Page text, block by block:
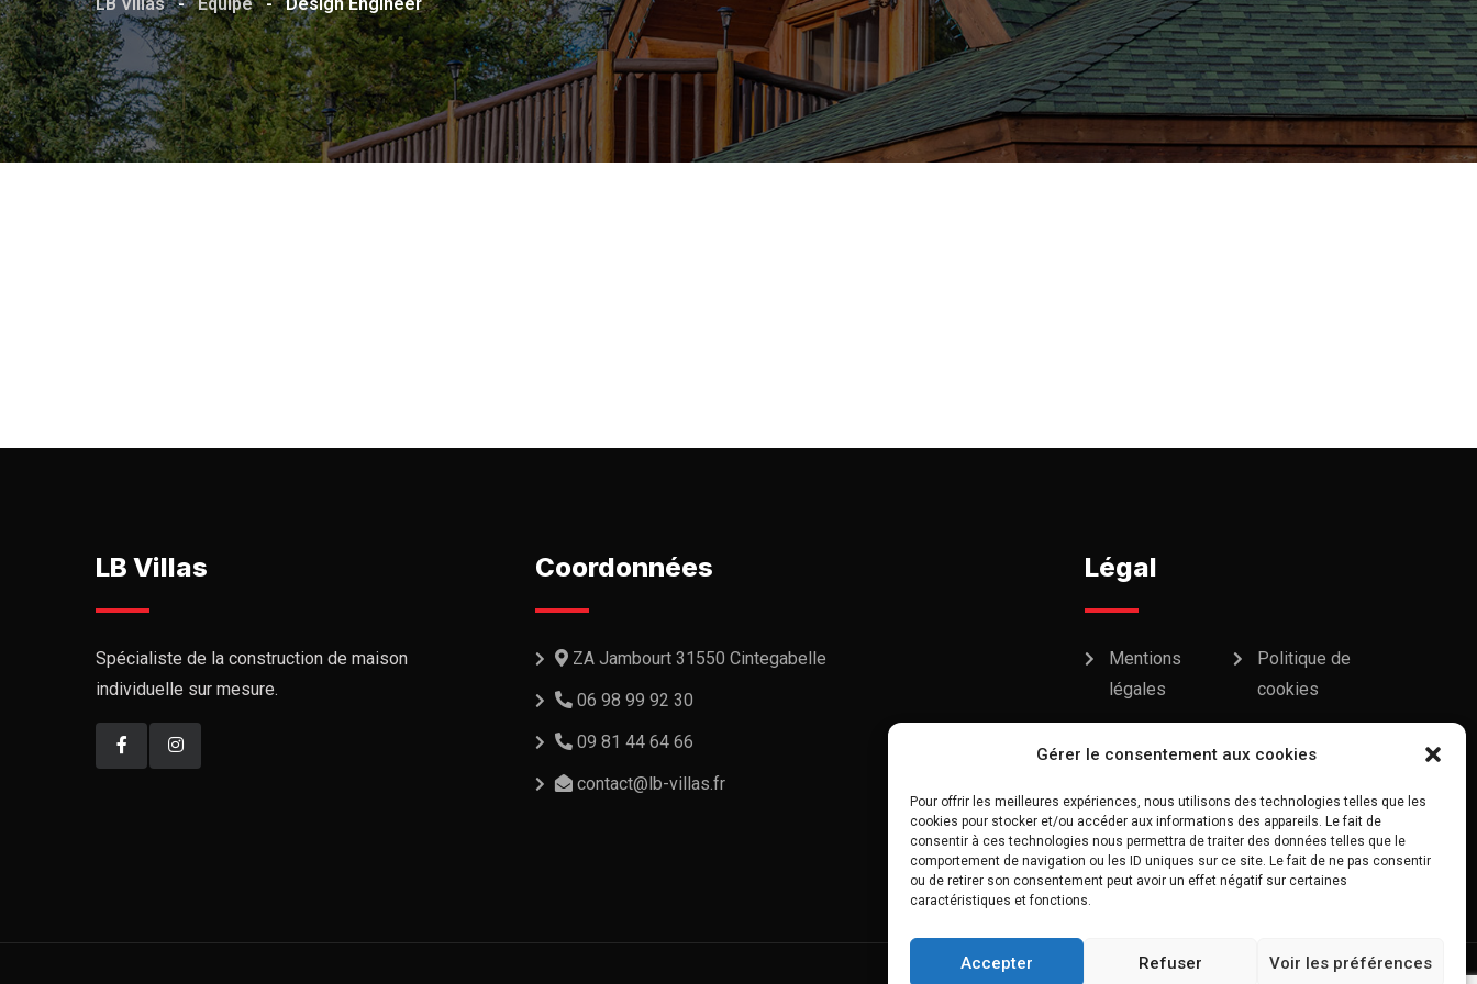
Gérer le consentement aux cookies
Pour offrir les meilleures expériences, nous utilisons des technologies telles que les
cookies pour stocker et/ou accéder aux informations des appareils. Le fait de
consentir à ces technologies nous permettra de traiter des données telles que le
comportement de navigation ou les ID uniques sur ce site. Le fait de ne pas consentir
ou de retirer son consentement peut avoir un effet négatif sur certaines
caractéristiques et fonctions.
Accepter Refuser Voir les préférences
LB Villas
Spécialiste de la construction de maison
individuelle sur mesure.
Coordonnées
ZA Jambourt 31550 Cintegabelle
06 98 99 92 30
09 81 44 64 66
contact@lb-villas.fr
Légal
Mentions
légales
Politique de
cookies
confidentialité